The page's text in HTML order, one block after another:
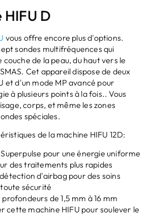
HIFU D
vous offre encore plus d'options.
sondes multifréquences qui
de la peau, du haut vers le
Cet appareil dispose de deux
et d'un mode MP avancé pour
à plusieurs points à la fois.. Vous
corps, et même les zones
spéciales.
de la machine HIFU 12D:
pour une énergie uniforme
des traitements plus rapides
d'airbag pour des soins
sécurité
de 1,5 mm à 16 mm
cette machine HIFU pour soulever le